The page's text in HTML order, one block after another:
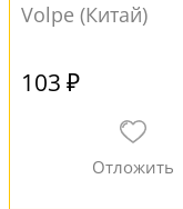
Volpe (Китай)
103 ₽